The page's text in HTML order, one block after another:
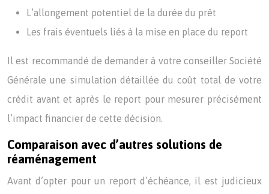
L’allongement potentiel de la durée du prêt
Les frais éventuels liés à la mise en place du report
Il est recommandé de demander à votre conseiller Société
Générale une simulation détaillée du coût total de votre
crédit avant et après le report pour mesurer précisément
l’impact financier de cette décision.
Comparaison avec d’autres solutions de
réaménagement
Avant d’opter pour un report d’échéance, il est judicieux